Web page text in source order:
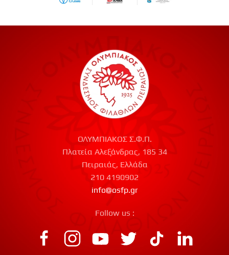
ΟΛΥΜΠΙΑΚΟΣ Σ.Φ.Π.
Πλατεία Αλεξάνδρας, 185 34
Πειραιάς, Ελλάδα
210 4190902
info@osfp.gr
Follow us :